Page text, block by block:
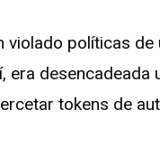
políticas
era desencadeada
tokens de